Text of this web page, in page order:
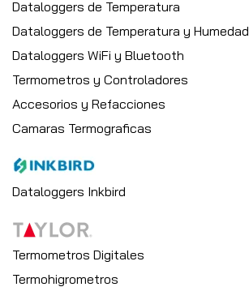
Dataloggers de Temperatura
Dataloggers de Temperatura y Humedad
Dataloggers WiFi y Bluetooth
Termometros y Controladores
Accesorios y Refacciones
Camaras Termograficas
Dataloggers Inkbird
Termometros Digitales
Termohigrometros